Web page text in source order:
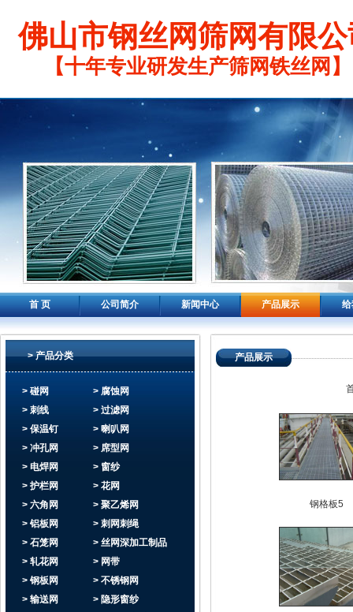
佛山市钢丝网筛网有限
【十年专业研发生产筛网铁丝网】
首 页 公司简介 新闻中心 产品展示
> 产品分类
> 碰网
> 刺线
> 保温钉
> 冲孔网
> 电焊网
> 护栏网
> 六角网
> 铝板网
> 石笼网
> 轧花网
> 钢板网
> 输送网
> 腐蚀网
> 过滤网
> 喇叭网
> 席型网
> 窗纱
> 花网
> 聚乙烯网
> 刺网刺绳
> 丝网深加工制品
> 网带
> 不锈钢网
> 隐形窗纱
产品展示
钢格板5